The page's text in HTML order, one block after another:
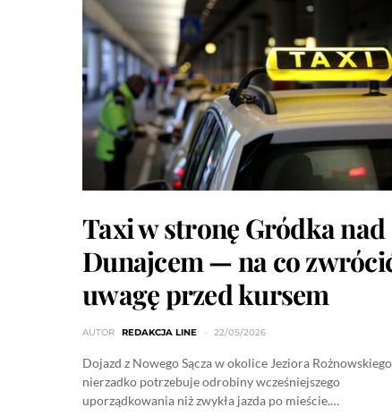
Taxi w stronę Gródka nad
Dunajcem — na co
uwagę przed kursem
AUTOR REDAKCJA LINE 22/05/2026
Dojazd z Nowego Sącza w okolice Jeziora Rożnowskiego
nierzadko potrzebuje odrobiny wcześniejszego
uporządkowania niż zwykła jazda po mieście.…